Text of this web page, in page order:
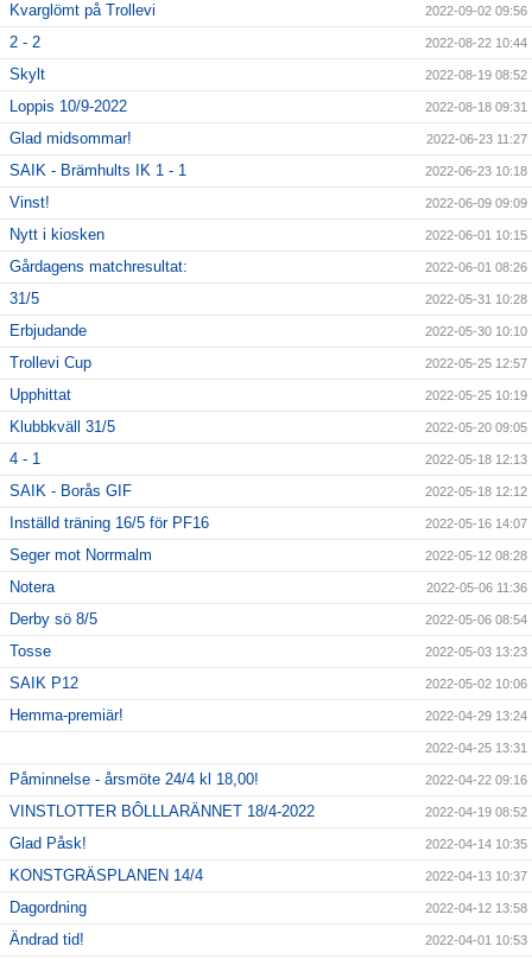
Kvarglömt på Trollevi 2022-09-02 09:56
2 - 2 2022-08-22 10:44
Skylt 2022-08-19 08:52
Loppis 10/9-2022 2022-08-18 09:31
Glad midsommar! 2022-06-23 11:27
SAIK - Brämhults IK 1 - 1 2022-06-23 10:18
Vinst! 2022-06-09 09:09
Nytt i kiosken 2022-06-01 10:15
Gårdagens matchresultat: 2022-06-01 08:26
31/5 2022-05-31 10:28
Erbjudande 2022-05-30 10:10
Trollevi Cup 2022-05-25 12:57
Upphittat 2022-05-25 10:19
Klubbkväll 31/5 2022-05-20 09:05
4 - 1 2022-05-18 12:13
SAIK - Borås GIF 2022-05-18 12:12
Inställd träning 16/5 för PF16 2022-05-16 14:07
Seger mot Norrmalm 2022-05-12 08:28
Notera 2022-05-06 11:36
Derby sö 8/5 2022-05-06 08:54
Tosse 2022-05-03 13:23
SAIK P12 2022-05-02 10:06
Hemma-premiär! 2022-04-29 13:24
2022-04-25 13:31
Påminnelse - årsmöte 24/4 kl 18,00! 2022-04-22 09:16
VINSTLOTTER BÔLLLARÄNNET 18/4-2022 2022-04-19 08:52
Glad Påsk! 2022-04-14 10:35
KONSTGRÄSPLANEN 14/4 2022-04-13 10:37
Dagordning 2022-04-12 13:58
Ändrad tid! 2022-04-01 10:53